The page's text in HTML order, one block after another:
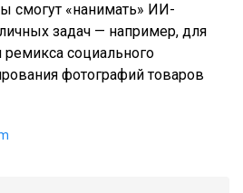
смогут «нанимать» ИИ-
задач — например, для
социального
фотографий товаров